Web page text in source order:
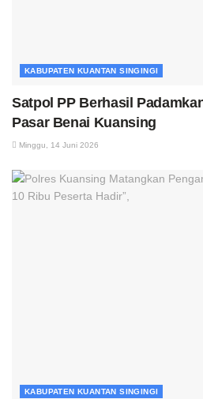
KABUPATEN KUANTAN SINGINGI
Satpol PP Berhasil
Pasar Benai Kuansing
Minggu, 14 Juni 2026
KABUPATEN KUANTAN SINGINGI